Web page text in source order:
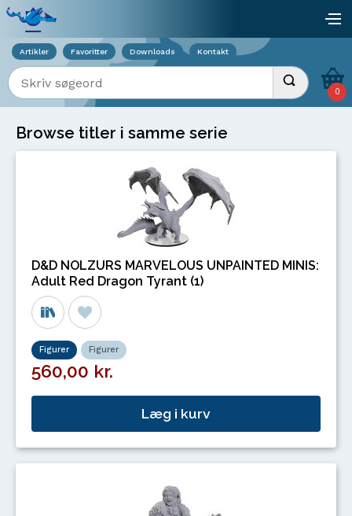
Artikler Favoritter Downloads Kontakt
Indtast søgeord Udfør søgning
0
Browse titler i samme serie
D&D NOLZURS MARVELOUS UNPAINTED MINIS:
Adult Red Dragon Tyrant (1)
Figurer Figurer
560,00 kr.
Læg i kurv
Viser overlay for indkøbskurv